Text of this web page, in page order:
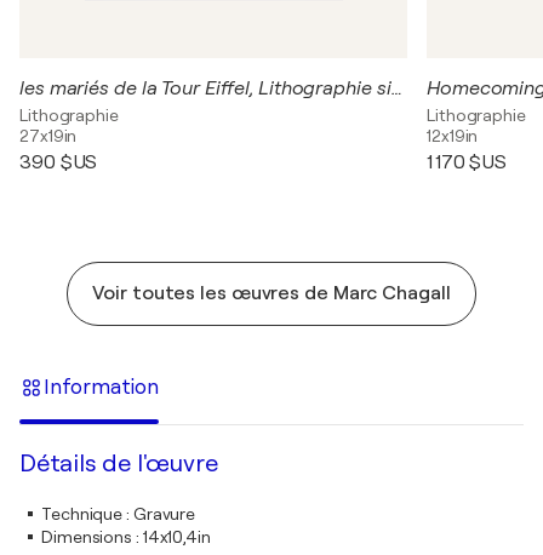
les mariés de la Tour Eiffel, Lithographie signée
Lithographie
27x19in
390 $US
Lithographie
12x19in
1 170 $US
Voir toutes les œuvres de Marc Chagall
Information
Détails de l'œuvre
Technique: Gravure
Dimensions : 14x10,4in